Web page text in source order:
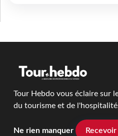
Tour Hebdo vous éclaire sur
du tourisme et de
Ne rien manquer